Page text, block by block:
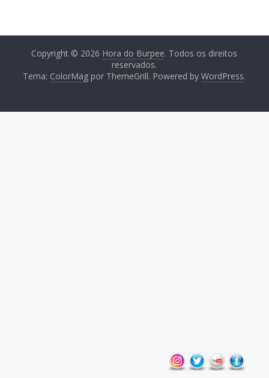
Copyright © 2026 Hora do Burpee. Todos os direitos
reservados.
Tema: ColorMag por ThemeGrill. Powered byWordPress.